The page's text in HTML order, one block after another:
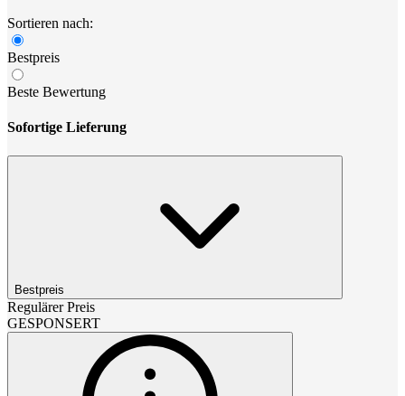
Sortieren nach:
Bestpreis
Beste Bewertung
Sofortige Lieferung
Bestpreis
Regulärer Preis
GESPONSERT